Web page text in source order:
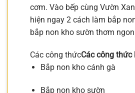
cơm. Vào bếp cùng Vườn
hiện ngay 2 cách làm bắp
bắp non kho sườn thơm
Các công thứcCác công thức
Bắp non kho cánh gà
Bắp non kho sườn